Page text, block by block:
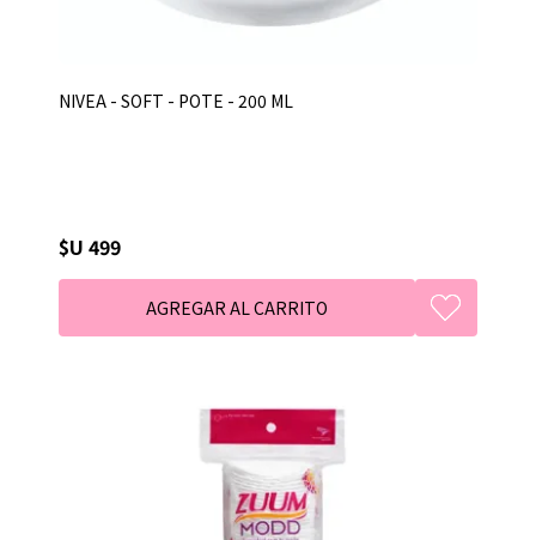
NIVEA - SOFT - POTE - 200 ML
$U 499